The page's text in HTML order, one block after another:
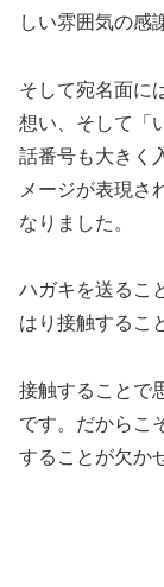
しい雰囲気の感
そして宛名面に
想い、そして「
話番号も大きく
メージが表現さ
なりました。
ハガキを送るこ
はり接触するこ
接触することで
です。だからこ
することが欠か